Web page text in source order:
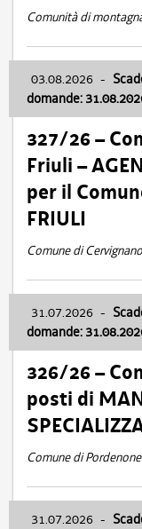
Comunità di
03.08.2026 -
domande:
327/26 –
Friuli –
per il
FRIULI
Comune di
31.07.2026 -
domande:
326/26 –
posti di
Comune di Pordenone
31.07.2026 -